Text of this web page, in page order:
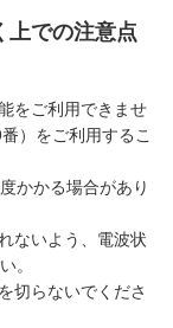
上での注意点
をご利用できませ
）をご利用するこ
かかる場合があり
ないよう、電波状
。
切らないでくださ